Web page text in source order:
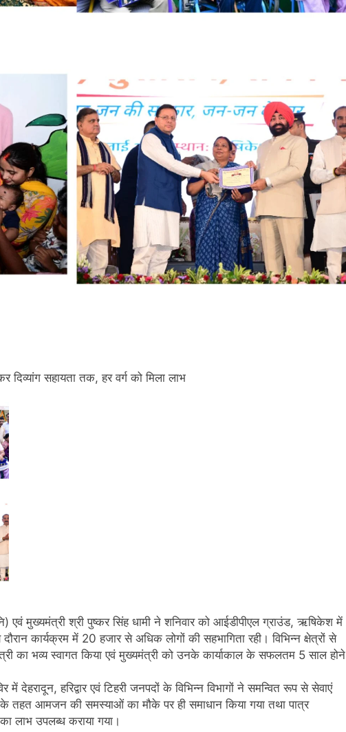
दिव्यांग सहायता तक, हर वर्ग को मिला लाभ
एवं मुख्यमंत्री श्री पुष्कर सिंह धामी ने शनिवार को आईडीपीएल ग्राउंड, ऋषिकेश में
कार्यक्रम में 20 हजार से अधिक लोगों की सहभागिता रही। विभिन्न क्षेत्रों से
का भव्य स्वागत किया एवं मुख्यमंत्री को उनके कार्याकाल के सफलतम 5 साल होने
देहरादून, हरिद्वार एवं टिहरी जनपदों के विभिन्न विभागों ने समन्वित रूप से सेवाएं
के तहत आमजन की समस्याओं का मौके पर ही समाधान किया गया तथा पात्र
लाभ उपलब्ध कराया गया।